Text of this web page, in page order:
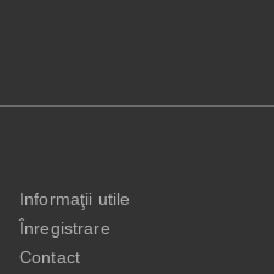
Informaţii utile
Înregistrare
Contact